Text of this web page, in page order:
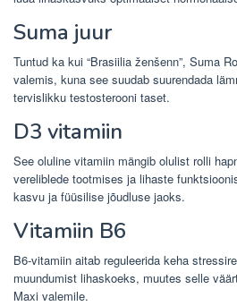
Suma juur
Tuntud ka kui “Brasiilia ženšenn”, Suma
valemis, kuna see suudab suurendada
tervislikku testosterooni taset.
D3 vitamiin
See oluline vitamiin mängib olulist rolli
vereliblede tootmises ja lihaste
kasvu ja füüsilise jõudluse jaoks.
Vitamiin B6
B6-vitamiin aitab reguleerida keha
muundumist lihaskoeks, muutes selle
Maxi valemile.